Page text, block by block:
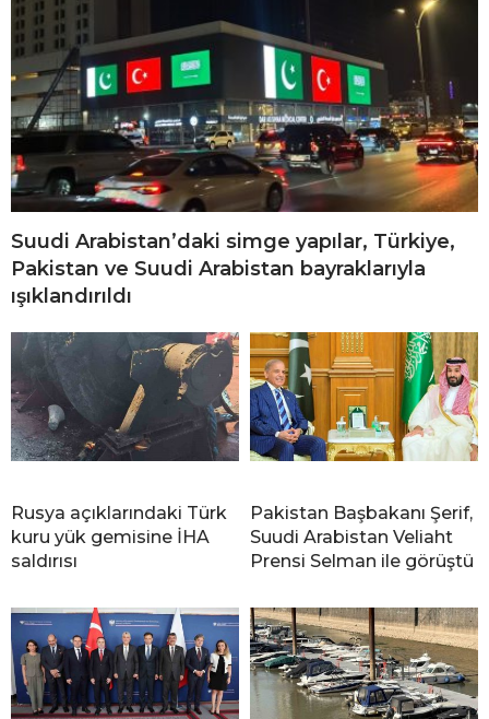
Suudi Arabistan’daki simge yapılar, Türkiye,
Pakistan ve Suudi Arabistan bayraklarıyla
ışıklandırıldı
Rusya açıklarındaki Türk
kuru yük gemisine İHA
saldırısı
Pakistan Başbakanı Şerif,
Suudi Arabistan Veliaht
Prensi Selman ile görüştü